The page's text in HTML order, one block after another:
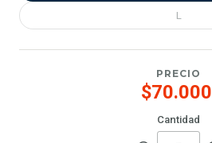
L
PRECIO
$70.000
Cantidad